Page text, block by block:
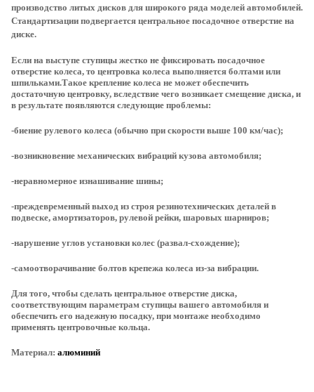
производство литых дисков для широкого ряда моделей автомобилей.
Стандартизации подвергается центральное посадочное отверстие на
диске.
Если на выступе ступицы жестко не фиксировать посадочное
отверстие колеса, то центровка колеса выполняется болтами или
шпильками.Такое крепление колеса не может обеспечить
достаточную центровку, вследствие чего возникает смещение диска, и
в результате появляются следующие проблемы:
-биение рулевого колеса (обычно при скорости выше 100 км/час);
-возникновение механических вибраций кузова автомобиля;
-неравномерное изнашивание шины;
-преждевременный выход из строя резинотехнических деталей в
подвеске, амортизаторов, рулевой рейки, шаровых шарниров;
-нарушение углов установки колес (развал-схождение);
-самоотворачивание болтов крепежа колеса из-за вибрации.
Для того, чтобы сделать центральное отверстие диска,
соответствующим параметрам ступицы вашего автомобиля и
обеспечить его надежную посадку, при монтаже необходимо
применять центровочные кольца.
Материал: алюминий